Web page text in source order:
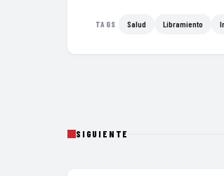
TAGS Salud Libramiento
SIGUIENTE